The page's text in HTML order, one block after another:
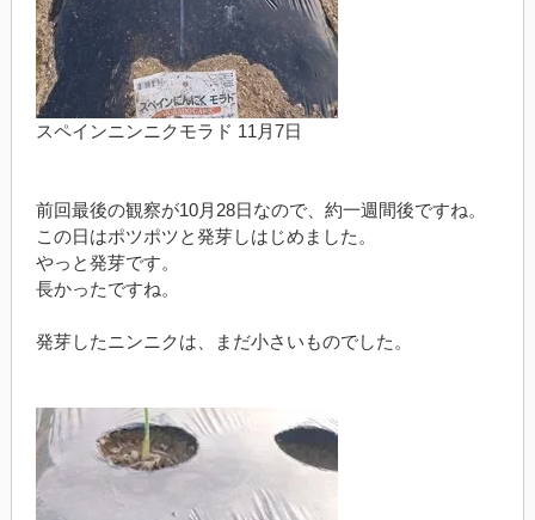
スペインニンニクモラド 11月7日
前回最後の観察が10月28日なので、約一週間後ですね。
この日はポツポツと発芽しはじめました。
やっと発芽です。
長かったですね。
発芽したニンニクは、まだ小さいものでした。